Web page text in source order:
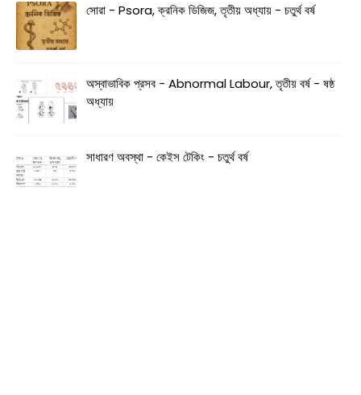
সোরা - Psora, ক্রনিক ডিজিজ, তৃতীয় অধ্যায় - চতুর্থ বর্ষ
অস্বাভাবিক প্রসব - Abnormal Labour, তৃতীয় বর্ষ - ষষ্ঠ
অধ্যায়
সাধারণ অবস্থা - কেইস টেকিং - চতুর্থ বর্ষ